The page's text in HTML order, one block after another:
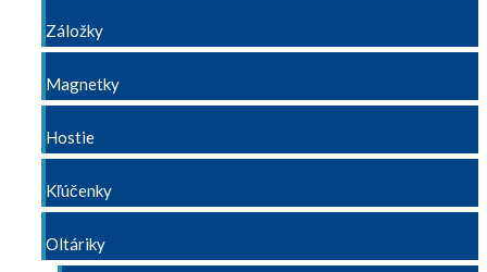
Záložky
Magnetky
Hostie
Kľúčenky
Oltáriky